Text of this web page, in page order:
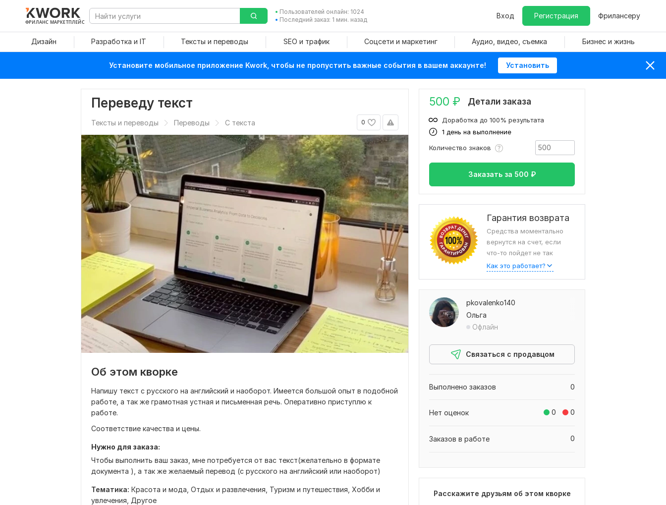
ФРИЛАНС МАРКЕТПЛЕЙС
Пользователей онлайн: 1024
Последний заказ: 1 мин. назад
Вход Регистрация Фрилансеру
Дизайн Разработка и IT Тексты и переводы SEO и трафик Соцсети и маркетинг Аудио, видео, съемка Бизнес и жизнь
Установите мобильное приложение Kwork, чтобы не пропустить важные события в вашем аккаунте! Установить
Переведу текст
0
Тексты и переводы Переводы С текста
Об этом кворке
Напишу текст с русского на английский и наоборот. Имеется большой опыт в подобной
работе, а так же грамотная устная и письменная речь. Оперативно приступлю к
работе.
Соответствие качества и цены.
Нужно для заказа:
Чтобы выполнить ваш заказ, мне потребуется от вас текст(желательно в формате
документа ), а так же желаемый перевод (с русского на английский или наоборот)
Тематика: Красота и мода, Отдых и развлечения, Туризм и путешествия, Хобби и
увлечения, Другое
500 ₽ Детали заказа
1 день на выполнение
Доработка до 100% результата
Количество знаков
Заказать за 500 ₽
Гарантия возврата
Средства моментально
вернутся на счет, если
что-то пойдет не так
Как это работает?
pkovalenko140
Ольга
Офлайн
Связаться с продавцом
0
Выполнено заказов
0 0
Нет оценок
0
Заказов в работе
Расскажите друзьям об этом кворке